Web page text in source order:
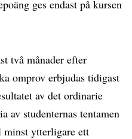
ges endast på kursen
två månader efter
omprov erbjudas tidigast
av det ordinarie
av studenternas tentamen
ytterligare ett